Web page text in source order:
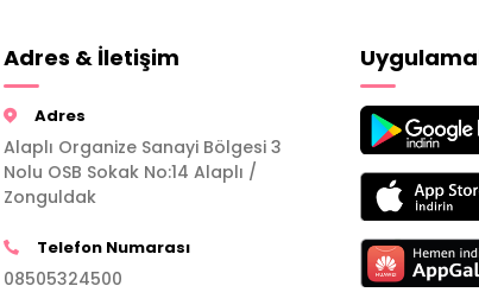
Adres & İletişim
Adres
Alaplı Organize Sanayi Bölgesi 3
Nolu OSB Sokak No:14 Alaplı /
Zonguldak
Telefon Numarası
08505324500